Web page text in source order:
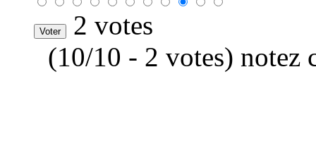
2 votes
(10/10 - 2 votes) notez